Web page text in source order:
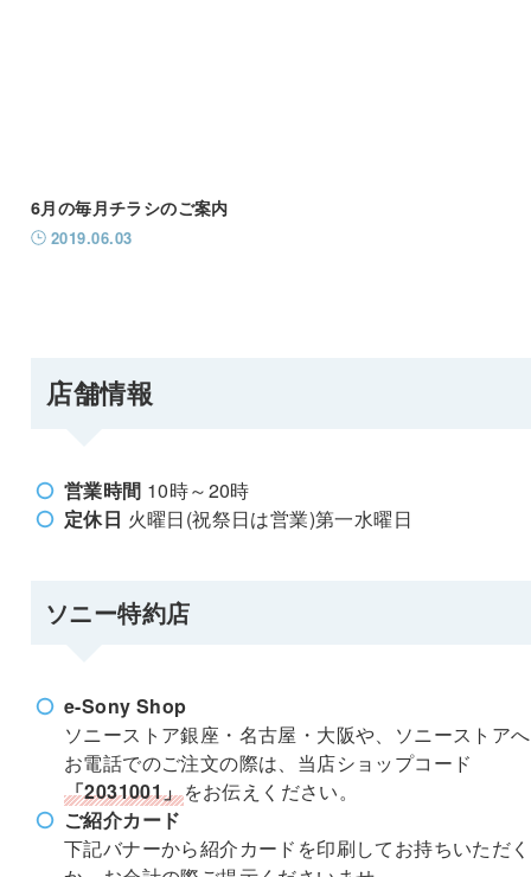
6月の毎月チラシのご案内
2019.06.03
店舗情報
営業時間 10時～20時
定休日 火曜日(祝祭日は営業)第一水曜日
ソニー特約店
e-Sony Shop
ソニーストア銀座・名古屋・大阪や、ソニーストア
お電話でのご注文の際は、当店ショップコード
「2031001」をお伝えください。
ご紹介カード
下記バナーから紹介カードを印刷してお持ちいただく